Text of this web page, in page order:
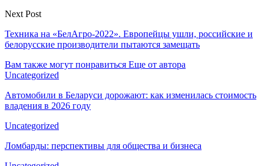
Next Post
Техника на «БелАгро-2022». Европейцы ушли, российские и
белорусские производители пытаются замещать
Вам также могут понравиться Еще от автора
Uncategorized
Автомобили в Беларуси дорожают: как изменилась стоимость
владения в 2026 году
Uncategorized
Ломбарды: перспективы для общества и бизнеса